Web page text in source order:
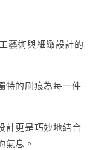
藝術與細緻設計的
特的刷痕為每一件
計更是巧妙地結合
氣息。